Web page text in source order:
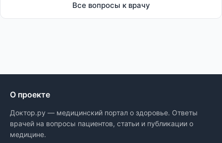
Все вопросы к врачу
О проекте
Доктор.ру — медицинский портал о здоровье. Ответы
врачей на вопросы пациентов, статьи и публикации о
медицине.